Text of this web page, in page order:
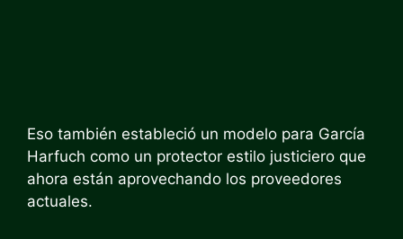
Eso también estableció un modelo para García
Harfuch como un protector estilo justiciero que
ahora están aprovechando los proveedores
actuales.